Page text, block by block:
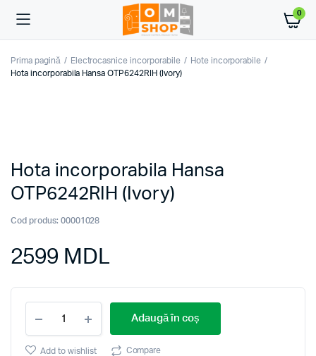
0
Prima pagină Electrocasnice incorporabile
Hote incorporabile
Hota incorporabila Hansa OTP6242RIH (Ivory)
Hota incorporabila Hansa
OTP6242RIH (Ivory)
Cod produs: 00001028
2599 MDL
incorporabila
Hansa
OTP6242RIH
Adaugă în coș
Add to wishlist Compare